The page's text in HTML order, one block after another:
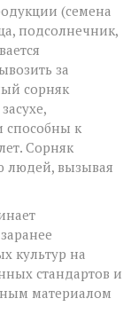
(семена
подсолнечник,
за
сорняк
способны к
Сорняк
людей, вызывая
культур на
стандартов и
материалом